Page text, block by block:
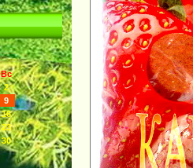
Вс
2
9
16
23
30